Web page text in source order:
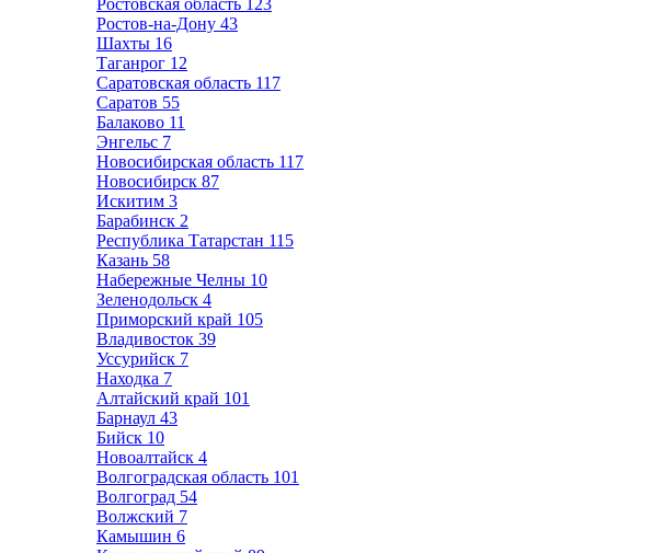
Ростовская область 123
Ростов-на-Дону 43
Шахты 16
Таганрог 12
Саратовская область 117
Саратов 55
Балаково 11
Энгельс 7
Новосибирская область 117
Новосибирск 87
Искитим 3
Барабинск 2
Республика Татарстан 115
Казань 58
Набережные Челны 10
Зеленодольск 4
Приморский край 105
Владивосток 39
Уссурийск 7
Находка 7
Алтайский край 101
Барнаул 43
Бийск 10
Новоалтайск 4
Волгоградская область 101
Волгоград 54
Волжский 7
Камышин 6